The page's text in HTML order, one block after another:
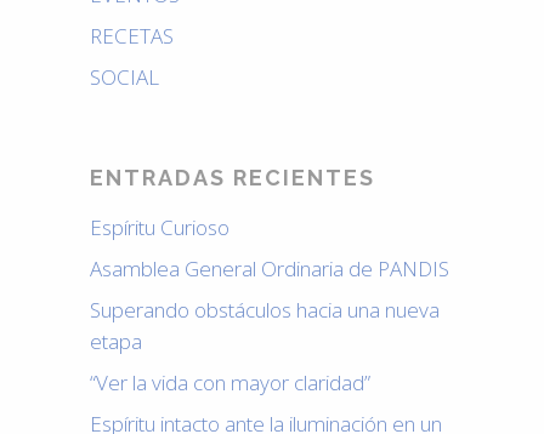
RECETAS
SOCIAL
ENTRADAS RECIENTES
Espíritu Curioso
Asamblea General Ordinaria de PANDIS
Superando obstáculos hacia una nueva
etapa
“Ver la vida con mayor claridad”
Espíritu intacto ante la iluminación en un